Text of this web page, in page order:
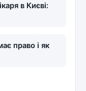
в Києві:
право і як